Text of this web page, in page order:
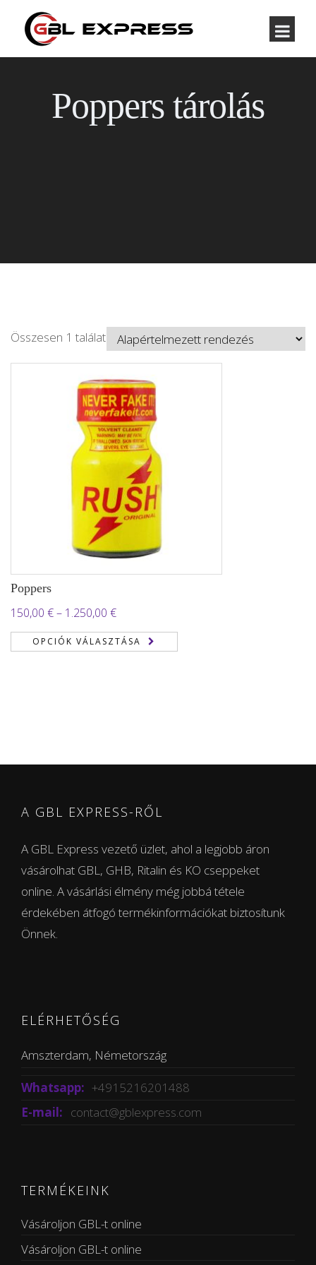
Poppers tárolás
Összesen 1 találat
Poppers
150,00 €– 1.250,00 €Ártartomány:
150,00 €
-
OPCIÓK VÁLASZTÁSA
A GBL EXPRESS-RŐL
A GBL Express vezető üzlet, ahol a legjobb áron
vásárolhat GBL, GHB, Ritalin és KO cseppeket
online. A vásárlási élmény még jobbá tétele
érdekében átfogó termékinformációkat biztosítunk
Önnek.
ELÉRHETŐSÉG
Amszterdam, Németország
Whatsapp: +4915216201488
E-mail: contact@gblexpress.com
TERMÉKEINK
Vásároljon GBL-t online
Vásároljon GBL-t online